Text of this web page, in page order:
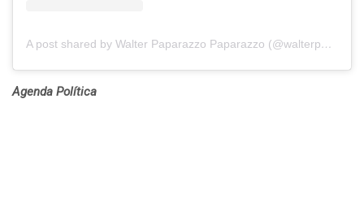
A post shared by Walter Paparazzo Paparazzo (@walterpaparazzoo)
Agenda Política